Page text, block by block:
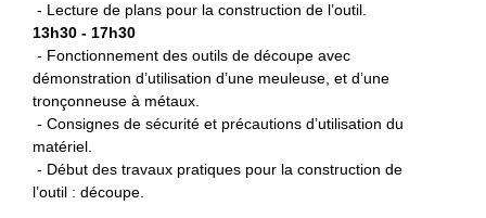
- Lecture de plans pour la construction de l’outil.
13h30 - 17h30
- Fonctionnement des outils de découpe avec
démonstration d’utilisation d’une meuleuse, et d’une
tronçonneuse à métaux.
- Consignes de sécurité et précautions d’utilisation du
matériel.
- Début des travaux pratiques pour la construction de
l’outil : découpe.